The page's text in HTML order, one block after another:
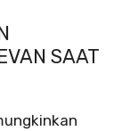
SAAT